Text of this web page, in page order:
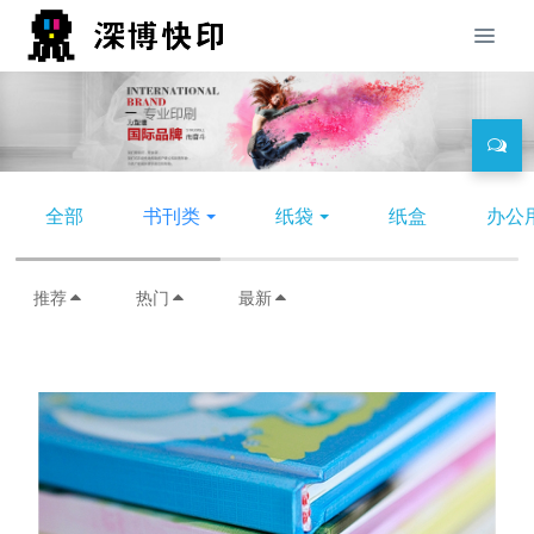
全部 书刊类 纸袋 纸盒 办公
推荐 热门 最新